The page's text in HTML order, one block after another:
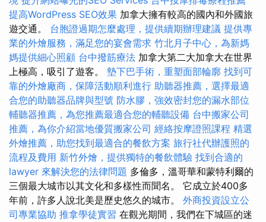
提高WordPress SEO效果 加拿大擁有較高的國內和外國旅
遊交通。 台胞證過期怎麼處理，提供續期辦理建議 提供專
業的外燴服務，滿足您的宴會需求 竹北月子中心，為新媽
媽提供細心照顧 台中撥筋療法 加拿大第二大加拿大在世界
上極高，吸引了遊客。 墊下巴手術，重塑面部輪廓 找到可
靠的外燴廠商，保障活動順利進行 助聽器推薦，選擇最適
合您的助聽器品牌與型號 防水膠，強效密封您的漏水部位
輔聽器推薦，為您推薦最適合您的輔聽設備 台中搬家公司
推薦，為你介紹當地優質搬家公司 經絡按摩證照課程 精選
外燴推薦，助您找到最適合的餐飲方案 旅行社代辦護照的
流程及費用 新竹外燴，提供獨特的餐飲體驗 找到合適的
lawyer 來解決您的法律問題 多倫多，溫哥華和蒙特利爾的
三個最大城市以其文化和多樣性而聞名。 它成立於400多
年前，許多人說北美是歷史悠久的城市。 外商投資設立公
司專業協助 推拿學徒實習 在觀光期間，我們在下城區的迷